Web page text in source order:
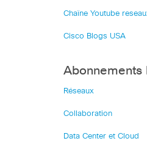
Chaîne Youtube
Cisco Blogs USA
Abonnements
Réseaux
Collaboration
Data Center et Cloud